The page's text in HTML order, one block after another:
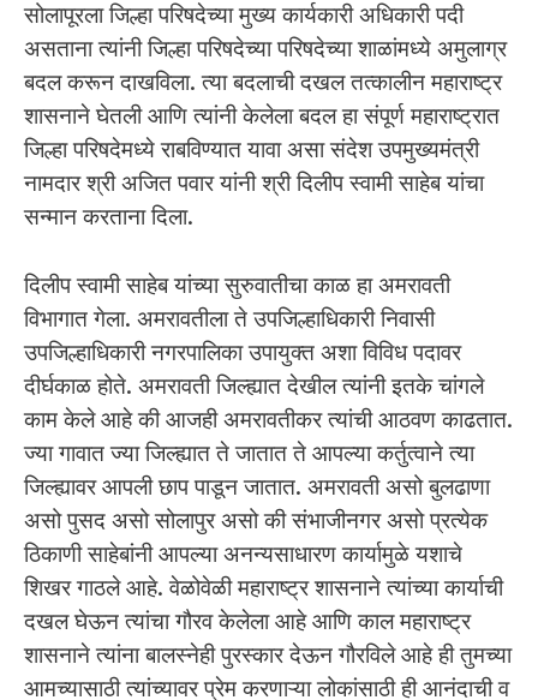
सोलापूरला जिल्हा परिषदेच्या मुख्य कार्यकारी अधिकारी पदी
असताना त्यांनी जिल्हा परिषदेच्या परिषदेच्या शाळांमध्ये अमुलाग्र
बदल करून दाखविला. त्या बदलाची दखल तत्कालीन महाराष्ट्र
शासनाने घेतली आणि त्यांनी केलेला बदल हा संपूर्ण महाराष्ट्रात
जिल्हा परिषदेमध्ये राबविण्यात यावा असा संदेश उपमुख्यमंत्री
नामदार श्री अजित पवार यांनी श्री दिलीप स्वामी साहेब यांचा
सन्मान करताना दिला.
दिलीप स्वामी साहेब यांच्या सुरुवातीचा काळ हा अमरावती
विभागात गेला. अमरावतीला ते उपजिल्हाधिकारी निवासी
उपजिल्हाधिकारी नगरपालिका उपायुक्त अशा विविध पदावर
दीर्घकाळ होते. अमरावती जिल्ह्यात देखील त्यांनी इतके चांगले
काम केले आहे की आजही अमरावतीकर त्यांची आठवण काढतात.
ज्या गावात ज्या जिल्ह्यात ते जातात ते आपल्या कर्तुत्वाने त्या
जिल्ह्यावर आपली छाप पाडून जातात. अमरावती असो बुलढाणा
असो पुसद असो सोलापुर असो की संभाजीनगर असो प्रत्येक
ठिकाणी साहेबांनी आपल्या अनन्यसाधारण कार्यामुळे यशाचे
शिखर गाठले आहे. वेळोवेळी महाराष्ट्र शासनाने त्यांच्या कार्याची
दखल घेऊन त्यांचा गौरव केलेला आहे आणि काल महाराष्ट्र
शासनाने त्यांना बालस्नेही पुरस्कार देऊन गौरविले आहे ही तुमच्या
आमच्यासाठी त्यांच्यावर प्रेम करणाऱ्या लोकांसाठी ही आनंदाची व